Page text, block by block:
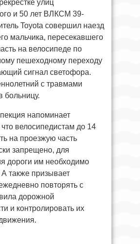
улиц
и 50 лет ВЛКСМ 39-
Toyota совершил наезд
мальчика, пересекавшего
на велосипеде по
пешеходному переходу
сигнал светофора.
с травмами
больницу.
напоминает
велосипедистам до 14
на проезжую часть
запрещено, для
дороги им необходимо
также призывает
повторять с
дорожной
и контролировать их